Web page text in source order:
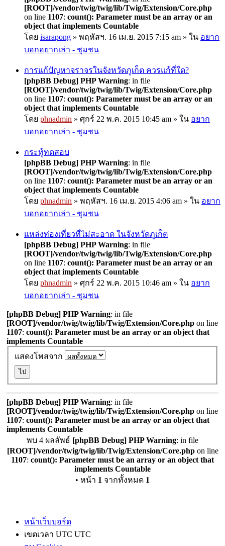
[ROOT]/vendor/twig/twig/lib/Twig/Extension/Core.php
on line 1107: count(): Parameter must be an array or an
object that implements Countable
โดย isarapong » พฤหัสฯ. 16 เม.ย. 2015 7:15 am » ใน อยาก
บอกอยากเล่า - ชุมชน
การแก้ปัญหาจราจรในจังหวัดภูเก็ต ควรแก้ที่ใด?
[phpBB Debug] PHP Warning: in file
[ROOT]/vendor/twig/twig/lib/Twig/Extension/Core.php
on line 1107: count(): Parameter must be an array or an
object that implements Countable
โดย phnadmin » ศุกร์ 22 พ.ค. 2015 10:45 am » ใน อยาก
บอกอยากเล่า - ชุมชน
กระทู้ทดสอบ
[phpBB Debug] PHP Warning: in file
[ROOT]/vendor/twig/twig/lib/Twig/Extension/Core.php
on line 1107: count(): Parameter must be an array or an
object that implements Countable
โดย phnadmin » พฤหัสฯ. 16 เม.ย. 2015 4:06 am » ใน อยาก
บอกอยากเล่า - ชุมชน
แหล่งท่องเที่ยวที่ไม่สะอาด ในจังหวัดภูเก็ต
[phpBB Debug] PHP Warning: in file
[ROOT]/vendor/twig/twig/lib/Twig/Extension/Core.php
on line 1107: count(): Parameter must be an array or an
object that implements Countable
โดย phnadmin » ศุกร์ 22 พ.ค. 2015 10:46 am » ใน อยาก
บอกอยากเล่า - ชุมชน
[phpBB Debug] PHP Warning: in file
[ROOT]/vendor/twig/twig/lib/Twig/Extension/Core.php on line
1107: count(): Parameter must be an array or an object that
implements Countable
แสดงโพสจาก
[phpBB Debug] PHP Warning: in file
[ROOT]/vendor/twig/twig/lib/Twig/Extension/Core.php on line
1107: count(): Parameter must be an array or an object that
implements Countable
พบ 4 ผลลัพธ์ [phpBB Debug] PHP Warning: in file
[ROOT]/vendor/twig/twig/lib/Twig/Extension/Core.phpon line
1107: count(): Parameter must be an array or an object that
implements Countable
• หน้า 1 จากทั้งหมด 1
หน้าเว็บบอร์ด
เขตเวลา UTC UTC